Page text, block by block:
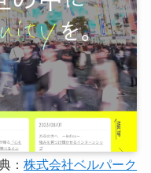
：株式会社ベルパーク